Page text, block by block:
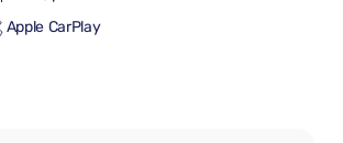
Apple CarPlay